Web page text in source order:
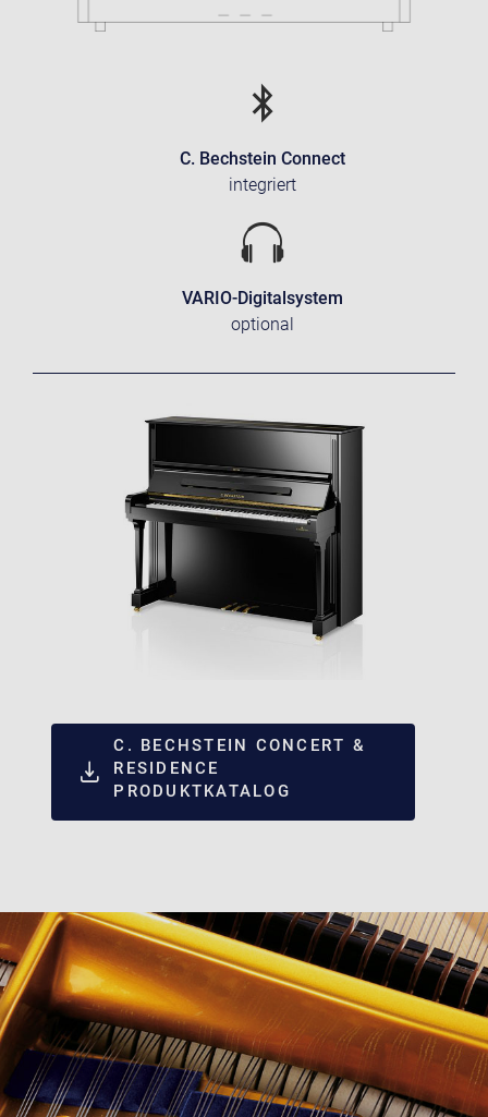
C. Bechstein Connect
integriert
VARIO-Digitalsystem
optional
C. BECHSTEIN CONCERT &
RESIDENCE
PRODUKTKATALOG